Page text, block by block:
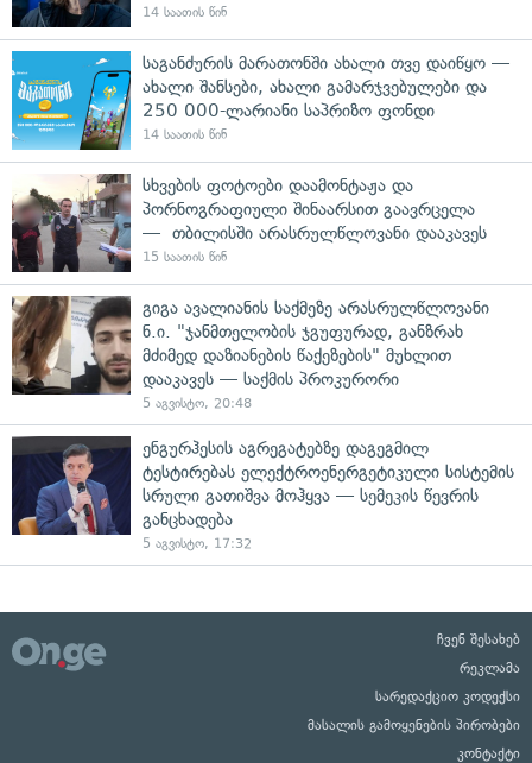
14 საათის წინ
საგანძურის მარათონში ახალი თვე დაიწყო —
ახალი შანსები, ახალი გამარჯვებულები და
250 000-ლარიანი საპრიზო ფონდი
14 საათის წინ
სხვების ფოტოები დაამონტაჟა და
პორნოგრაფიული შინაარსით გაავრცელა
— თბილისში არასრულწლოვანი დააკავეს
15 საათის წინ
გიგა ავალიანის საქმეზე არასრულწლოვანი
ნ.ი. "ჯანმთელობის ჯგუფურად, განზრახ
მძიმედ დაზიანების წაქეზების" მუხლით
დააკავეს — საქმის პროკურორი
5 აგვისტო, 20:48
ენგურჰესის აგრეგატებზე დაგეგმილ
ტესტირებას ელექტროენერგეტიკული სისტემის
სრული გათიშვა მოჰყვა — სემეკის წევრის
განცხადება
5 აგვისტო, 17:32
ჩვენ შესახებ
რეკლამა
სარედაქციო კოდექსი
მასალის გამოყენების პირობები
კონტაქტი